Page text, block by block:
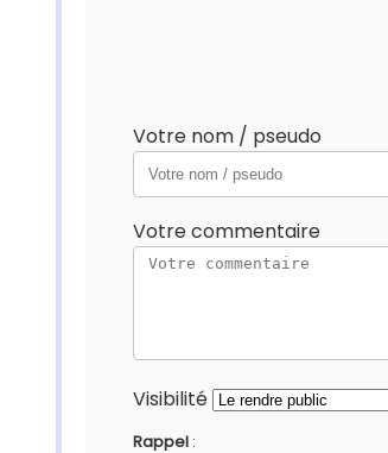
Votre nom / pseudo
Votre commentaire
Visibilité
Rappel :